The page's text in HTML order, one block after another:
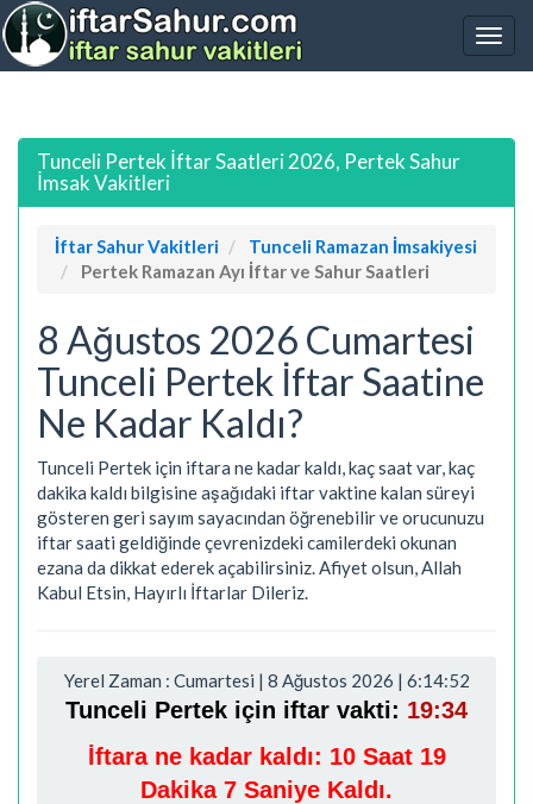
Tunceli Pertek İftar Saatleri 2026, Pertek Sahur
İmsak Vakitleri
İftar Sahur Vakitleri
Tunceli Ramazan İmsakiyesi
Pertek Ramazan Ayı İftar ve Sahur Saatleri
8 Ağustos 2026 Cumartesi
Tunceli Pertek İftar Saatine
Ne Kadar Kaldı?
Tunceli Pertek için iftara ne kadar kaldı, kaç saat var, kaç
dakika kaldı bilgisine aşağıdaki iftar vaktine kalan süreyi
gösteren geri sayım sayacından öğrenebilir ve orucunuzu
iftar saati geldiğinde çevrenizdeki camilerdeki okunan
ezana da dikkat ederek açabilirsiniz. Afiyet olsun, Allah
Kabul Etsin, Hayırlı İftarlar Dileriz.
Yerel Zaman : Cumartesi | 8 Ağustos 2026 | 6:14:53
Tunceli Pertek için iftar vakti: 19:34
İftara ne kadar kaldı: 10 Saat 19
Dakika 6 Saniye Kaldı.